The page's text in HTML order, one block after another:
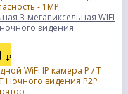
3-мегапиксельная WIFI
видения
₽